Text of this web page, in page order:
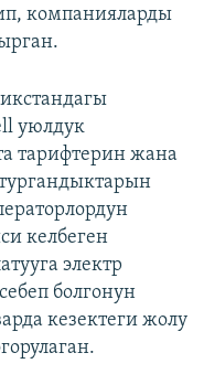
компанияларды
уюлдук
тарифтерин жана
келбеген
электр
болгонун
кезектеги жолу